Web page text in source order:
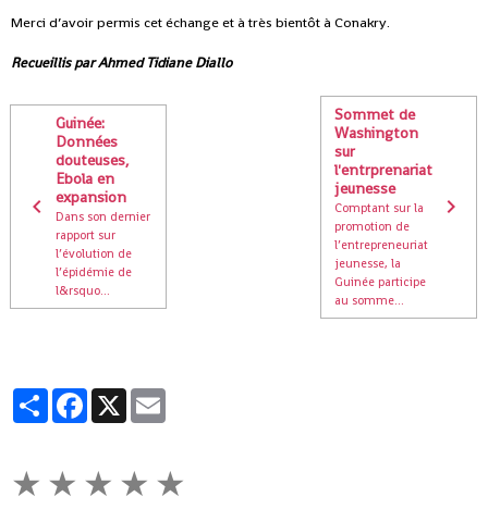
Merci d’avoir permis cet échange et à très bientôt à Conakry.
Recueillis parAhmed Tidiane Diallo
Guinée:
Données
douteuses,
Ebola en
expansion
Dans son dernier
rapport sur
l’évolution de
l’épidémie de
l&rsquo...
Sommet de
Washington
sur
l'entrprenariat
jeunesse
Comptant sur la
promotion de
l’entrepreneuriat
jeunesse, la
Guinée participe
au somme...
PartagerFacebook
X
★ ★ ★ ★ ★